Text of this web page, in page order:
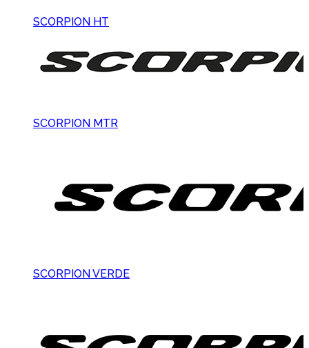
SCORPION HT
SCORPION MTR
SCORPION VERDE